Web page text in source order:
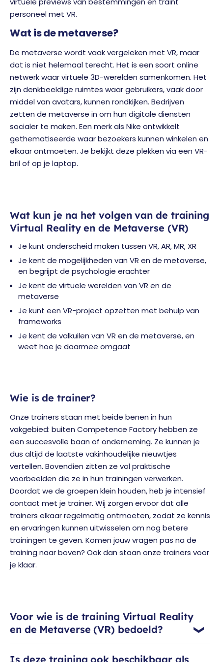
personeel met VR.
Wat is de metaverse?
De metaverse wordt vaak vergeleken met VR, maar
dat is niet helemaal terecht. Het is een soort online
netwerk waar virtuele 3D-werelden samenkomen. Het
zijn denkbeeldige ruimtes waar gebruikers, vaak door
middel van avatars, kunnen rondkijken. Bedrijven
zetten de metaverse in om hun digitale diensten
socialer te maken. Een merk als Nike ontwikkelt
gethematiseerde waar bezoekers kunnen winkelen en
elkaar ontmoeten. Je bekijkt deze plekken via een VR-
bril of op je laptop.
Wat kun je na het volgen van de training
Virtual Reality en de Metaverse (VR)
Je kunt onderscheid maken tussen VR, AR, MR, XR
Je kent de mogelijkheden van VR en de metaverse,
en begrijpt de psychologie erachter
Je kent de virtuele werelden van VR en de
metaverse
Je kunt een VR-project opzetten met behulp van
frameworks
Je kent de valkuilen van VR en de metaverse, en
weet hoe je daarmee omgaat
Wie is de trainer?
Onze trainers staan met beide benen in hun
vakgebied: buiten Competence Factory hebben ze
een succesvolle baan of onderneming. Ze kunnen je
dus altijd de laatste vakinhoudelijke nieuwtjes
vertellen. Bovendien zitten ze vol praktische
voorbeelden die ze in hun trainingen verwerken.
Doordat we de groepen klein houden, heb je intensief
contact met je trainer. Wij zorgen ervoor dat alle
trainers elkaar regelmatig ontmoeten, zodat ze kennis
en ervaringen kunnen uitwisselen om nog betere
trainingen te geven. Komen jouw vragen pas na de
training naar boven? Ook dan staan onze trainers voor
je klaar.
Voor wie is de training Virtual Reality
en de Metaverse (VR) bedoeld?
Is deze training ook beschikbaar als